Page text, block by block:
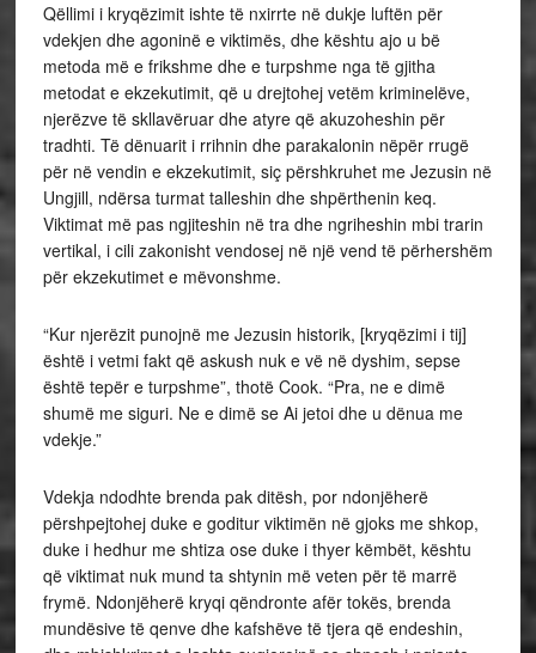
Qëllimi i kryqëzimit ishte të nxirrte në dukje luftën për
vdekjen dhe agoninë e viktimës, dhe kështu ajo u bë
metoda më e frikshme dhe e turpshme nga të gjitha
metodat e ekzekutimit, që u drejtohej vetëm kriminelëve,
njerëzve të skllavëruar dhe atyre që akuzoheshin për
tradhti. Të dënuarit i rrihnin dhe parakalonin nëpër rrugë
për në vendin e ekzekutimit, siç përshkruhet me Jezusin në
Ungjill, ndërsa turmat talleshin dhe shpërthenin keq.
Viktimat më pas ngjiteshin në tra dhe ngriheshin mbi trarin
vertikal, i cili zakonisht vendosej në një vend të përhershëm
për ekzekutimet e mëvonshme.
“Kur njerëzit punojnë me Jezusin historik, [kryqëzimi i tij]
është i vetmi fakt që askush nuk e vë në dyshim, sepse
është tepër e turpshme”, thotë Cook. “Pra, ne e dimë
shumë me siguri. Ne e dimë se Ai jetoi dhe u dënua me
vdekje.”
Vdekja ndodhte brenda pak ditësh, por ndonjëherë
përshpejtohej duke e goditur viktimën në gjoks me shkop,
duke i hedhur me shtiza ose duke i thyer këmbët, kështu
që viktimat nuk mund ta shtynin më veten për të marrë
frymë. Ndonjëherë kryqi qëndronte afër tokës, brenda
mundësive të qenve dhe kafshëve të tjera që endeshin,